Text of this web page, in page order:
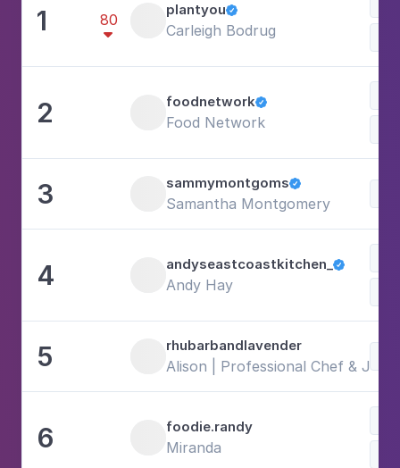
1 80

plantyou
Carleigh Bodrug
2 foodnetwork
Food Network
3 sammymontgoms
Samantha Montgomery
4 andyseastcoastkitchen_
Andy Hay
5 rhubarbandlavender
Alison | Professional Chef &
6 foodie.randy
Miranda